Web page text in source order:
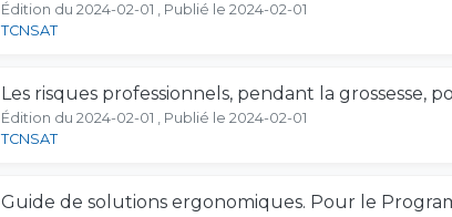
Édition du 2024-02-01 , Publié le 2024-02-01
TCNSAT
Les risques professionnels, pendant la grossesse,
Édition du 2024-02-01 , Publié le 2024-02-01
TCNSAT
Guide de solutions ergonomiques. Pour le